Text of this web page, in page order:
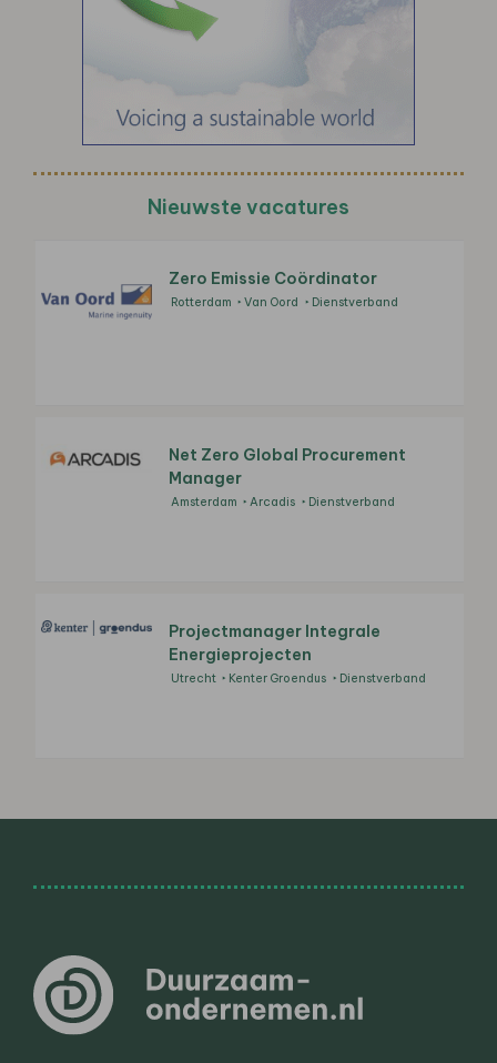
Nieuwste vacatures
Zero Emissie Coördinator
Rotterdam Van Oord Dienstverband
Net Zero Global Procurement
Manager
Amsterdam Arcadis Dienstverband
Projectmanager Integrale
Energieprojecten
Utrecht Kenter Groendus Dienstverband